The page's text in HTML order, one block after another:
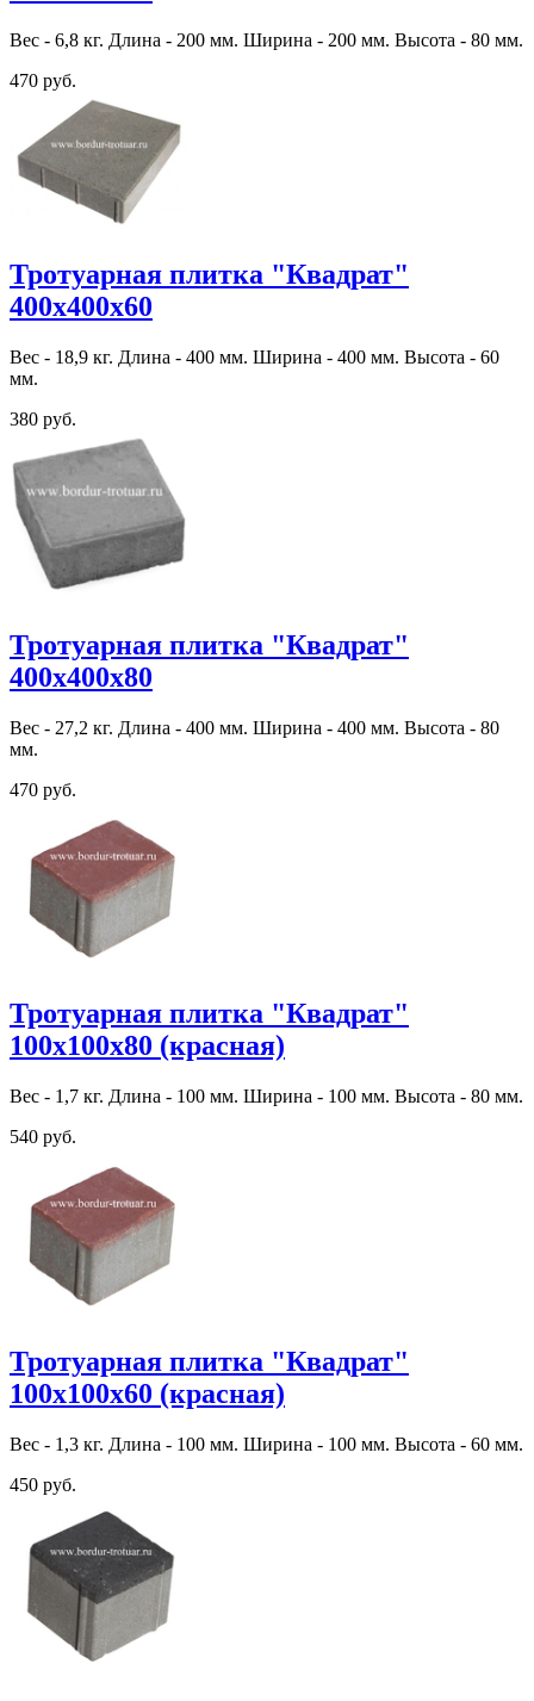
Вес - 6,8 кг. Длина - 200 мм. Ширина - 200 мм. Высота - 80 мм.
470 руб.
Тротуарная плитка "Квадрат"
400х400х60
Вес - 18,9 кг. Длина - 400 мм. Ширина - 400 мм. Высота - 60
мм.
380 руб.
Тротуарная плитка "Квадрат"
400х400х80
Вес - 27,2 кг. Длина - 400 мм. Ширина - 400 мм. Высота - 80
мм.
470 руб.
Тротуарная плитка "Квадрат"
100х100х80 (красная)
Вес - 1,7 кг. Длина - 100 мм. Ширина - 100 мм. Высота - 80 мм.
540 руб.
Тротуарная плитка "Квадрат"
100х100х60 (красная)
Вес - 1,3 кг. Длина - 100 мм. Ширина - 100 мм. Высота - 60 мм.
450 руб.